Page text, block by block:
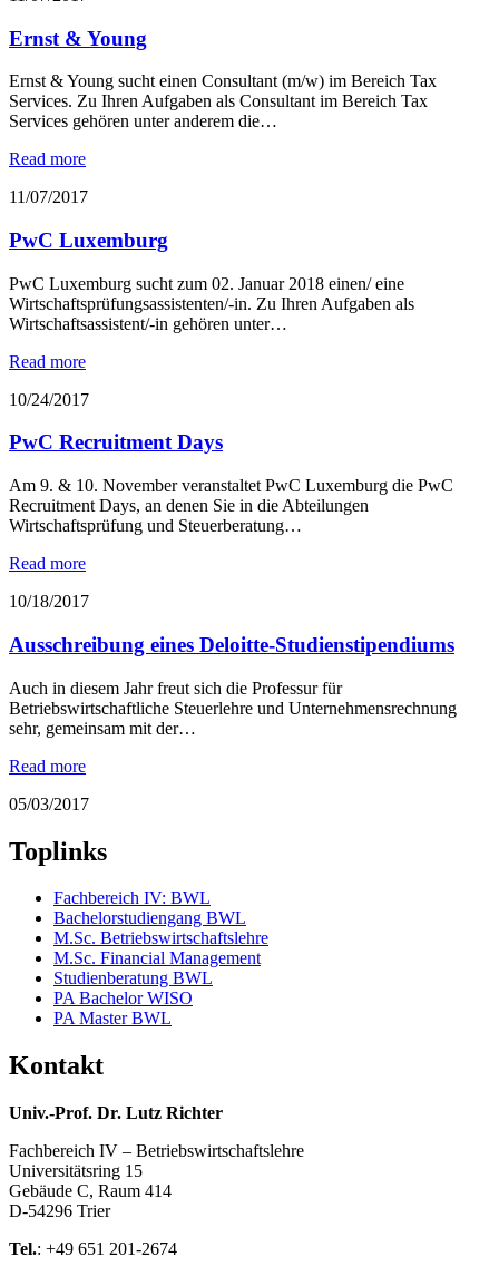
Ernst & Young
Ernst & Young sucht einen Consultant (m/w) im Bereich Tax
Services. Zu Ihren Aufgaben als Consultant im Bereich Tax
Services gehören unter anderem die…
Read more
11/07/2017
PwC Luxemburg
PwC Luxemburg sucht zum 02. Januar 2018 einen/ eine
Wirtschaftsprüfungsassistenten/-in. Zu Ihren Aufgaben als
Wirtschaftsassistent/-in gehören unter…
Read more
10/24/2017
PwC Recruitment Days
Am 9. & 10. November veranstaltet PwC Luxemburg die PwC
Recruitment Days, an denen Sie in die Abteilungen
Wirtschaftsprüfung und Steuerberatung…
Read more
10/18/2017
Ausschreibung eines Deloitte-Studienstipendiums
Auch in diesem Jahr freut sich die Professur für
Betriebswirtschaftliche Steuerlehre und Unternehmensrechnung
sehr, gemeinsam mit der…
Read more
05/03/2017
Toplinks
Fachbereich IV: BWL
Bachelorstudiengang BWL
M.Sc. Betriebswirtschaftslehre
M.Sc. Financial Management
Studienberatung BWL
PA Bachelor WISO
PA Master BWL
Kontakt
Univ.-Prof. Dr. Lutz Richter
Fachbereich IV – Betriebswirtschaftslehre
Universitätsring 15
Gebäude C, Raum 414
D-54296 Trier
Tel.: +49 651 201-2674